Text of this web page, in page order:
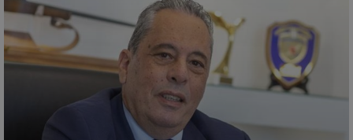
σύνδεση χρήστη και τη διαχείριση λογαριασμού.
Ο ιστότοπος δεν μπορεί να χρησιμοποιηθεί σωστά
χωρίς τα απολύτως απαραίτητα cookies.
Ονοματεπώνυμο
Προμηθευτής /Πεδίο
.lifenewscy.tothemaonline.com